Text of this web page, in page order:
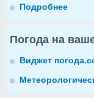
Подробнее
Погода на
Виджет